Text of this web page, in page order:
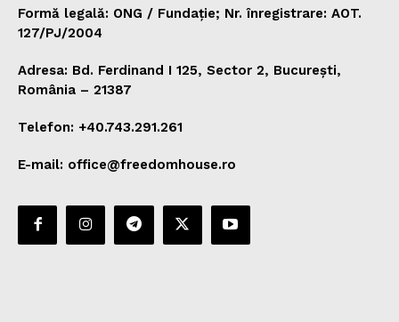
Formă legală: ONG / Fundație; Nr. înregistrare: AOT.
127/PJ/2004
Adresa: Bd. Ferdinand I 125, Sector 2, București,
România – 21387
Telefon: +40.743.291.261
E-mail: office@freedomhouse.ro